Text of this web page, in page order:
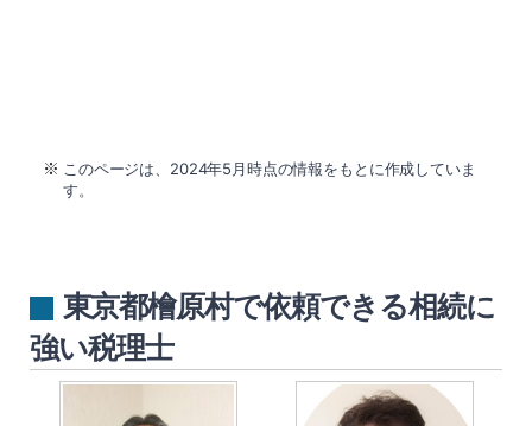
このページは、2024年5月時点の情報をもとに作成していま
す。
東京都檜原村で依頼できる相続に
強い税理士